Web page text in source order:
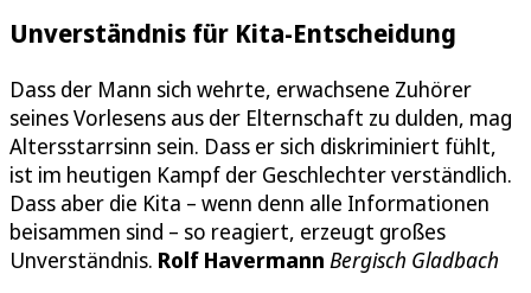
Unverständnis für Kita-Entscheidung
Dass der Mann sich wehrte, erwachsene Zuhörer
seines Vorlesens aus der Elternschaft zu dulden, mag
Altersstarrsinn sein. Dass er sich diskriminiert fühlt,
ist im heutigen Kampf der Geschlechter verständlich.
Dass aber die Kita – wenn denn alle Informationen
beisammen sind – so reagiert, erzeugt großes
Unverständnis. Rolf Havermann Bergisch Gladbach